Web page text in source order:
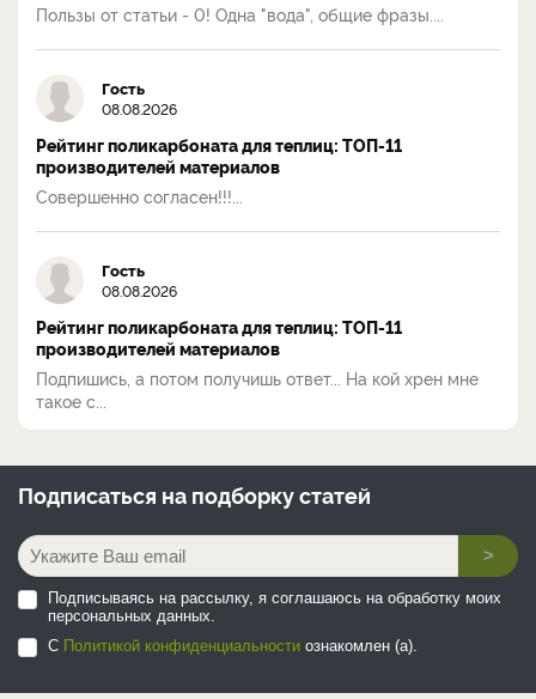
Пользы от статьи - 0! Одна "вода", общие фразы....
Гость
08.08.2026
Рейтинг поликарбоната для теплиц: ТОП-11
производителей материалов
Совершенно согласен!!!...
Гость
08.08.2026
Рейтинг поликарбоната для теплиц: ТОП-11
производителей материалов
Подпишись, а потом получишь ответ... На кой хрен мне
такое с...
Подписаться на подборку статей
>
Подписываясь на рассылку, я соглашаюсь на обработку моих
персональных данных.
С Политикой конфиденциальности ознакомлен (а).